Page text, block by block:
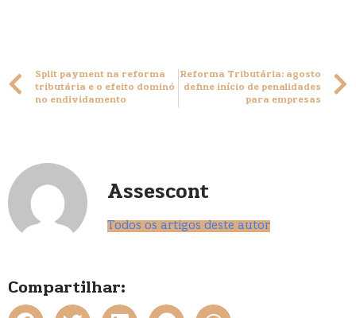
Split payment na reforma
tributária e o efeito dominó
no endividamento
Reforma Tributária: agosto
define início de penalidades
para empresas
Assescont
Todos os artigos deste autor
Compartilhar: